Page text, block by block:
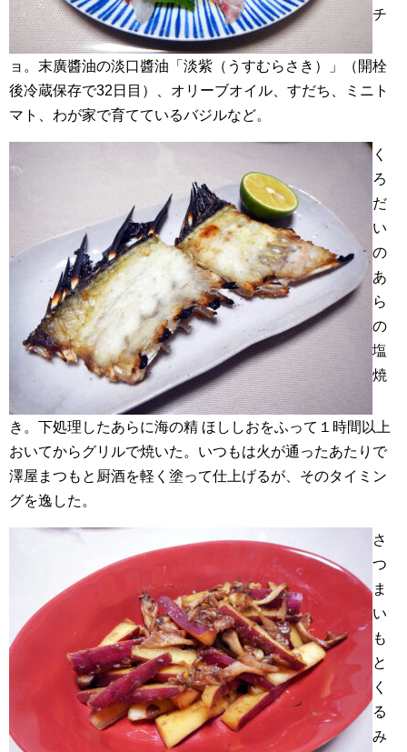
チ
ョ。末廣醬油の淡口醬油「淡紫（うすむらさき）」（開栓
後冷蔵保存で32日目）、オリーブオイル、すだち、ミニト
マト、わが家で育てているバジルなど。
く
ろ
だ
い
の
あ
ら
の
塩
焼
き。下処理したあらに海の精 ほししおをふって１時間以上
おいてからグリルで焼いた。いつもは火が通ったあたりで
澤屋まつもと厨酒を軽く塗って仕上げるが、そのタイミン
グを逸した。
さ
つ
ま
い
も
と
く
る
み